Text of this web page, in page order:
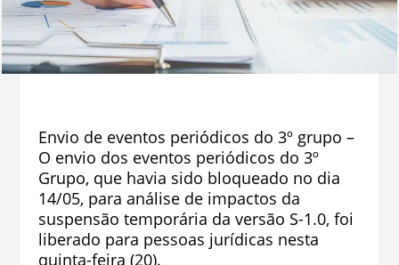
Envio de eventos periódicos do 3º grupo –
O envio dos eventos periódicos do 3º
Grupo, que havia sido bloqueado no dia
14/05, para análise de impactos da
suspensão temporária da versão S-1.0, foi
liberado para pessoas jurídicas nesta
quinta-feira (20).